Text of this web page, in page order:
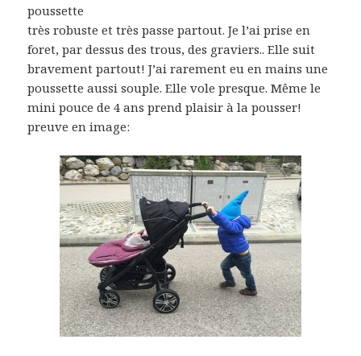
poussette
très robuste et très passe partout. Je l’ai prise en
foret, par dessus des trous, des graviers.. Elle suit
bravement partout! J’ai rarement eu en mains une
poussette aussi souple. Elle vole presque. Même le
mini pouce de 4 ans prend plaisir à la pousser!
preuve en image: